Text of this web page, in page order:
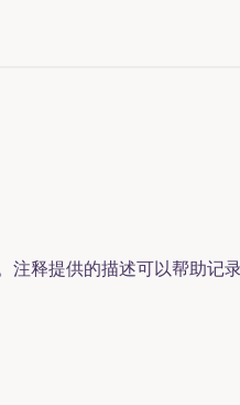
注释提供的描述可以帮助记